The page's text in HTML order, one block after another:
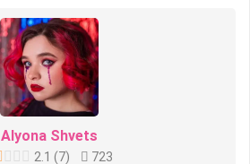
Alyona Shvets
2.1 (7)
723